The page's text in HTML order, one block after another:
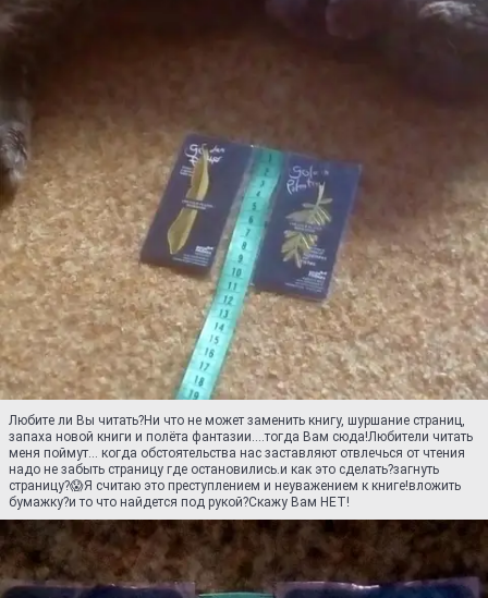
Любите ли Вы читать?Ни что не может заменить книгу, шуршание страниц,
запаха новой книги и полёта фантазии....тогда Вам сюда!Любители читать
меня поймут... когда обстоятельства нас заставляют отвлечься от чтения
надо не забыть страницу где остановились.и как это сделать?загнуть
страницу?😱Я считаю это преступлением и неуважением к книге!вложить
бумажку?и то что найдется под рукой?Скажу Вам НЕТ!